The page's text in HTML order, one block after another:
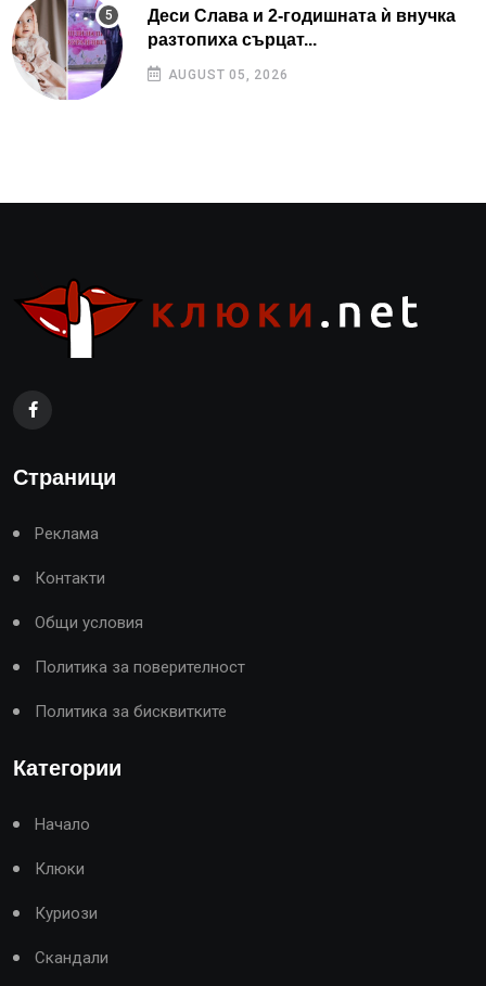
Деси Слава и 2-годишната ѝ внучка
разтопиха сърцат...
AUGUST 05, 2026
Страници
Реклама
Контакти
Общи условия
Политика за поверителност
Политика за бисквитките
Категории
Начало
Клюки
Куриози
Скандали